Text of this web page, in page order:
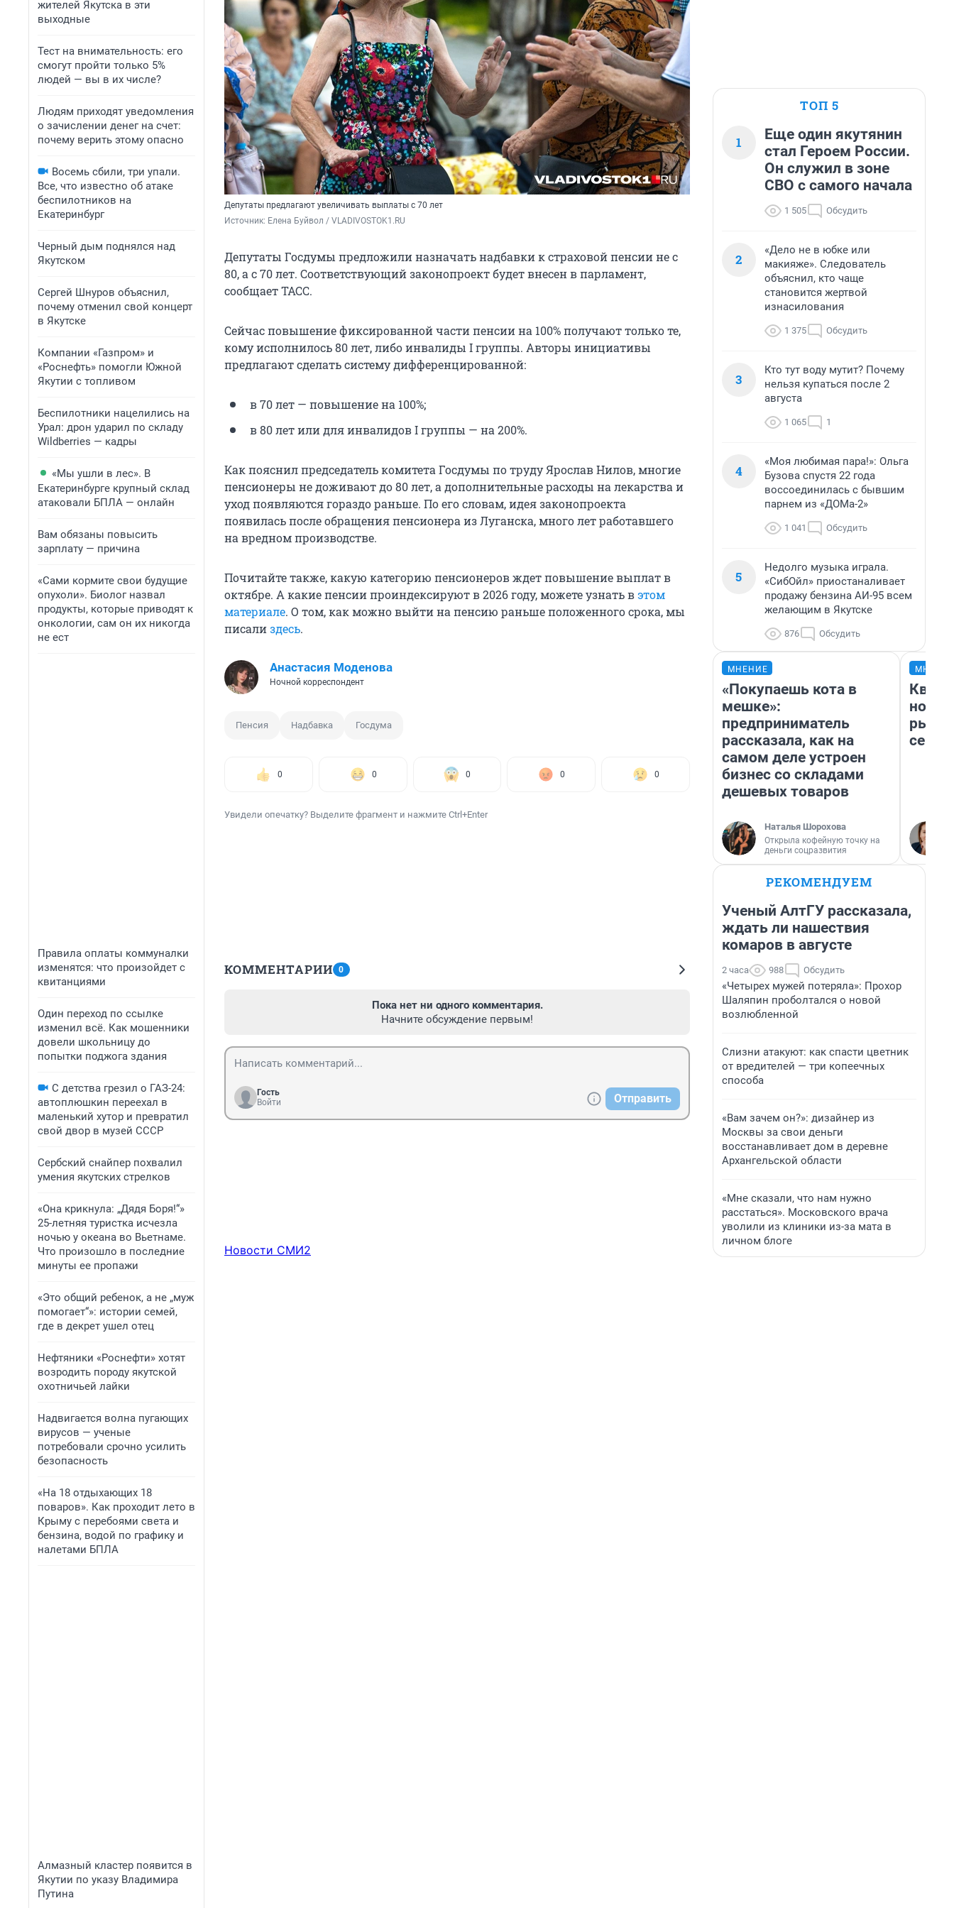
жителей Якутска в эти
выходные
Тест на внимательность: его
смогут пройти только 5%
людей — вы в их числе?
Людям приходят уведомления
о зачислении денег на счет:
почему верить этому опасно
Восемь сбили, три упали.
Все, что известно об атаке
беспилотников на
Екатеринбург
Черный дым поднялся над
Якутском
Сергей Шнуров объяснил,
почему отменил свой концерт
в Якутске
Компании «Газпром» и
«Роснефть» помогли Южной
Якутии с топливом
Беспилотники нацелились на
Урал: дрон ударил по складу
Wildberries — кадры
«Мы ушли в лес». В
Екатеринбурге крупный склад
атаковали БПЛА — онлайн
Вам обязаны повысить
зарплату — причина
«Сами кормите свои будущие
опухоли». Биолог назвал
продукты, которые приводят к
онкологии, сам он их никогда
не ест
Правила оплаты коммуналки
изменятся: что произойдет с
квитанциями
Один переход по ссылке
изменил всё. Как мошенники
довели школьницу до
попытки поджога здания
С детства грезил о ГАЗ-24:
автоплюшкин переехал в
маленький хутор и превратил
свой двор в музей СССР
Сербский снайпер похвалил
умения якутских стрелков
«Она крикнула: „Дядя Боря!“»
25-летняя туристка исчезла
ночью у океана во Вьетнаме.
Что произошло в последние
минуты ее пропажи
«Это общий ребенок, а не „муж
помогает“»: истории семей,
где в декрет ушел отец
Нефтяники «Роснефти» хотят
возродить породу якутской
охотничьей лайки
Надвигается волна пугающих
вирусов — ученые
потребовали срочно усилить
безопасность
«На 18 отдыхающих 18
поваров». Как проходит лето в
Крыму с перебоями света и
бензина, водой по графику и
налетами БПЛА
Алмазный кластер появится в
Якутии по указу Владимира
Путина
Депутаты предлагают увеличивать выплаты с 70 лет
Источник: Елена Буйвол / VLADIVOSTOK1.RU
Депутаты Госдумы предложили назначать надбавки к страховой пенсии не с
80, а с 70 лет. Соответствующий законопроект будет внесен в парламент,
сообщает ТАСС.
Сейчас повышение фиксированной части пенсии на 100% получают только те,
кому исполнилось 80 лет, либо инвалиды I группы. Авторы инициативы
предлагают сделать систему дифференцированной:
в 70 лет — повышение на 100%;
в 80 лет или для инвалидов I группы — на 200%.
Как пояснил председатель комитета Госдумы по труду Ярослав Нилов, многие
пенсионеры не доживают до 80 лет, а дополнительные расходы на лекарства и
уход появляются гораздо раньше. По его словам, идея законопроекта
появилась после обращения пенсионера из Луганска, много лет работавшего
на вредном производстве.
Почитайте также, какую категорию пенсионеров ждет повышение выплат в
октябре. А какие пенсии проиндексируют в 2026 году, можете узнать вэтом
материале. О том, как можно выйти на пенсию раньше положенного срока, мы
писализдесь.
Анастасия Моденова
Ночной корреспондент
Пенсия Надбавка Госдума
0 0 0 0 0
Увидели опечатку? Выделите фрагмент и нажмите Ctrl+Enter
КОММЕНТАРИИ 0
Пока нет ни одного комментария.
Начните обсуждение первым!
Гость
Войти
Отправить
Новости СМИ2
ТОП 5
1
Еще один якутянин
стал Героем России.
Он служил в зоне
СВО с самого начала
1 505 Обсудить
2
«Дело не в юбке или
макияже». Следователь
объяснил, кто чаще
становится жертвой
изнасилования
1 375 Обсудить
3
Кто тут воду мутит? Почему
нельзя купаться после 2
августа
1 065 1
4
«Моя любимая пара!»: Ольга
Бузова спустя 22 года
воссоединилась с бывшим
парнем из «ДОМа-2»
1 041 Обсудить
5
Недолго музыка играла.
«СибОйл» приостаналивает
продажу бензина АИ-95 всем
желающим в Якутске
876 Обсудить
МНЕНИЕ
«Покупаешь кота в
мешке»:
предприниматель
рассказала, как на
самом деле устроен
бизнес со складами
дешевых товаров
Наталья Шорохова
Открыла кофейную точку на
деньги соцразвития
но
РЕКОМЕНДУЕМ
Ученый АлтГУ рассказала,
ждать ли нашествия
комаров в августе
2 часа 988 Обсудить
«Четырех мужей потеряла»: Прохор
Шаляпин проболтался о новой
возлюбленной
Слизни атакуют: как спасти цветник
от вредителей — три копеечных
способа
«Вам зачем он?»: дизайнер из
Москвы за свои деньги
восстанавливает дом в деревне
Архангельской области
«Мне сказали, что нам нужно
расстаться». Московского врача
уволили из клиники из-за мата в
личном блоге